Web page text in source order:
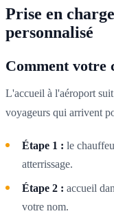
Prise en
personnalisé
Comment votre
L'accueil à l'aéroport
voyageurs qui arrivent
Étape 1 : le
atterrissage.
Étape 2 : accueil
votre nom.